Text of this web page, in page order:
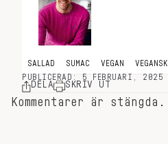
SALLAD SUMAC VEGAN VEGANSK
PUBLICERAD: 5 FEBRUARI, 2025
DELA SKRIV UT
Kommentarer är stängda.